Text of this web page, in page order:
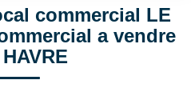
LOCATIVE
Créer une alerte
commercial LE
a vendre